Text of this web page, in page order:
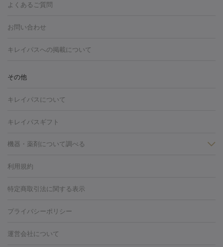
グ
フォトシルクプラス
しわ・たるみ
光注射
ン
ハイドラフェイシャル
美
HIFU（ハイフ）
HIFU（ハイフ）
トーニング
ハイドラフェイシャル
冷却
リ・美肌）
光治療（フォトフェイシャルなど）
（胸）
ほくろ・いぼ切除
ンケア
ホワイトニング
ー治療（しみ・くすみ）
ーザー治療（毛穴・ニキビ跡）
よくあるご質問
お問い合わせ
キレイパスへの掲載について
その他
キレイパスについて
キレイパスギフト
機器・薬剤について調べる
薬剤
ダーゼ
サリチル酸マクロゴールピーリング
養上清液
機器
利用規約
特定商取引法に関する表示
プライバシーポリシー
運営会社について